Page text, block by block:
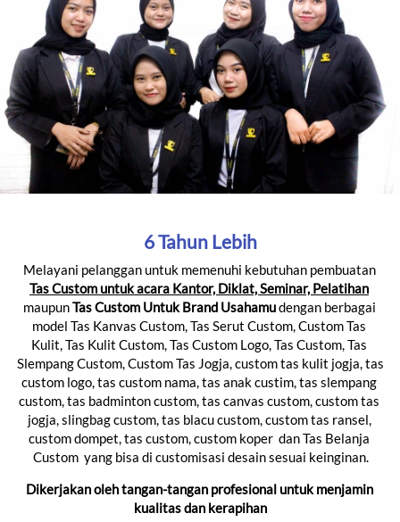
6 Tahun Lebih
Melayani pelanggan untuk memenuhi kebutuhan pembuatan
Tas Custom untuk acara Kantor, Diklat, Seminar, Pelatihan
maupun Tas Custom Untuk Brand Usahamu dengan berbagai
model Tas Kanvas Custom, Tas Serut Custom, Custom Tas
Kulit, Tas Kulit Custom, Tas Custom Logo, Tas Custom, Tas
Slempang Custom, Custom Tas Jogja, custom tas kulit jogja, tas
custom logo, tas custom nama, tas anak custim, tas slempang
custom, tas badminton custom, tas canvas custom, custom tas
jogja, slingbag custom, tas blacu custom, custom tas ransel,
custom dompet, tas custom, custom koper  dan Tas Belanja
Custom  yang bisa di customisasi desain sesuai keinginan.
Dikerjakan oleh tangan-tangan profesional untuk menjamin
kualitas dan kerapihan